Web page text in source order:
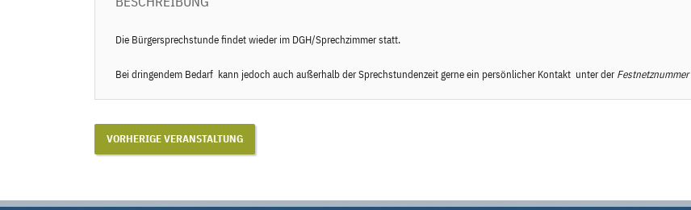
Die Bürgersprechstunde findet wieder im DGH/Sprechzimmer statt.
Bei dringendem Bedarf kann jedoch auch außerhalb der Sprechstundenzeit gerne ein persönlicher Kontakt unter derFestnetznummer
VORHERIGE VERANSTALTUNG